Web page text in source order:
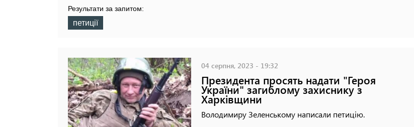
Результати за запитом:
петиції
04 серпня, 2023 - 19:32
Президента просять надати "Героя
України" загиблому захиснику з
Харківщини
Володимиру Зеленському написали петицію.